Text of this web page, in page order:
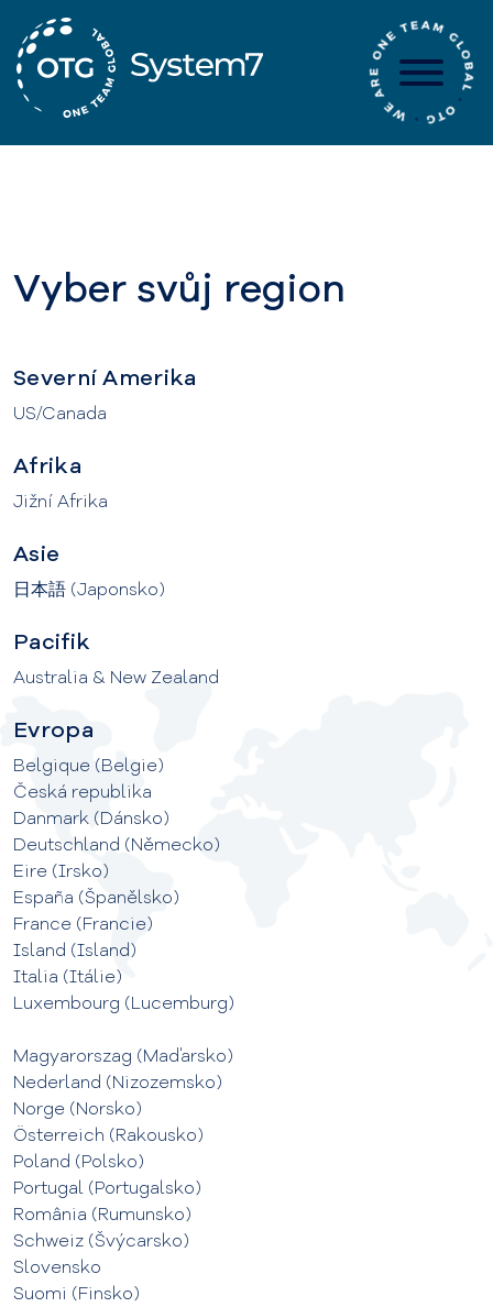
content
Vyber svůj region
Severní Amerika
US/Canada
Afrika
Jižní Afrika
Asie
日本語 (Japonsko)
Pacifik
Australia & New Zealand
Evropa
Belgique (Belgie)
Česká republika
Danmark (Dánsko)
Deutschland (Německo)
Eire (Irsko)
España (Španělsko)
France (Francie)
Island (Island)
Italia (Itálie)
Luxembourg (Lucemburg)
Magyarorszag (Maďarsko)
Nederland (Nizozemsko)
Norge (Norsko)
Österreich (Rakousko)
Poland (Polsko)
Portugal (Portugalsko)
România (Rumunsko)
Schweiz (Švýcarsko)
Slovensko
Suomi (Finsko)